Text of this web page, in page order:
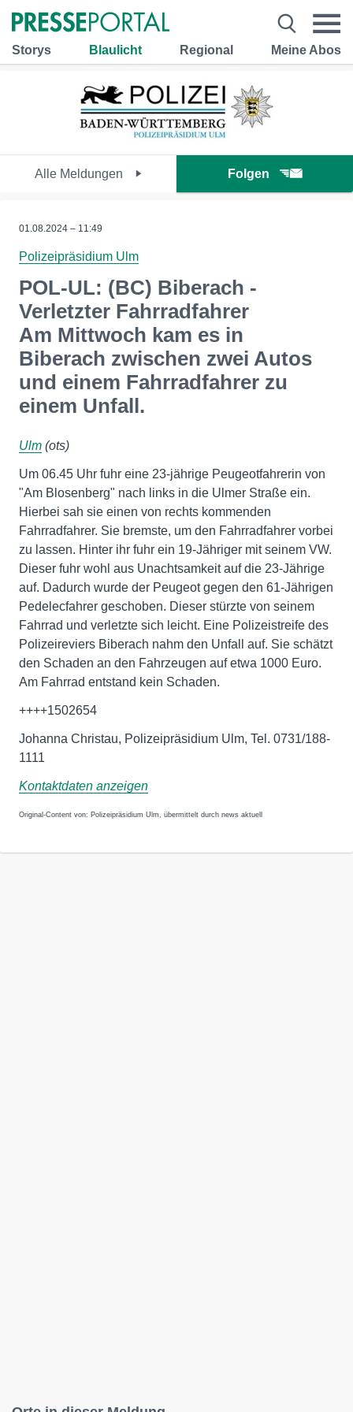
Storys Blaulicht Regional Meine Abos
Alle Meldungen Folgen
01.08.2024 – 11:49
Polizeipräsidium Ulm
POL-UL: (BC) Biberach -
Verletzter Fahrradfahrer
Am Mittwoch kam es in
Biberach zwischen zwei Autos
und einem Fahrradfahrer zu
einem Unfall.
Ulm (ots)
Um 06.45 Uhr fuhr eine 23-jährige Peugeotfahrerin von
"Am Blosenberg" nach links in die Ulmer Straße ein.
Hierbei sah sie einen von rechts kommenden
Fahrradfahrer. Sie bremste, um den Fahrradfahrer vorbei
zu lassen. Hinter ihr fuhr ein 19-Jähriger mit seinem VW.
Dieser fuhr wohl aus Unachtsamkeit auf die 23-Jährige
auf. Dadurch wurde der Peugeot gegen den 61-Jährigen
Pedelecfahrer geschoben. Dieser stürzte von seinem
Fahrrad und verletzte sich leicht. Eine Polizeistreife des
Polizeireviers Biberach nahm den Unfall auf. Sie schätzt
den Schaden an den Fahrzeugen auf etwa 1000 Euro.
Am Fahrrad entstand kein Schaden.
++++1502654
Johanna Christau, Polizeipräsidium Ulm, Tel. 0731/188-
1111
Kontaktdaten anzeigen
Original-Content von: Polizeipräsidium Ulm, übermittelt durch news aktuell